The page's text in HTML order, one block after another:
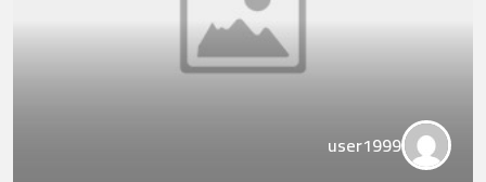
user1999